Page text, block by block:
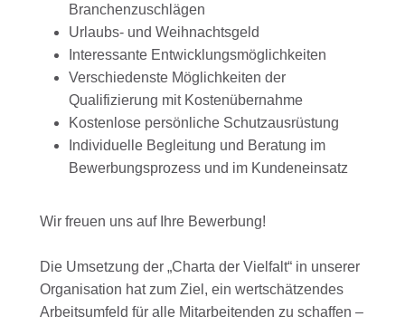
Branchenzuschlägen
Urlaubs- und Weihnachtsgeld
Interessante Entwicklungsmöglichkeiten
Verschiedenste Möglichkeiten der
Qualifizierung mit Kostenübernahme
Kostenlose persönliche Schutzausrüstung
Individuelle Begleitung und Beratung im
Bewerbungsprozess und im Kundeneinsatz
Wir freuen uns auf Ihre Bewerbung!
Die Umsetzung der „Charta der Vielfalt“ in unserer
Organisation hat zum Ziel, ein wertschätzendes
Arbeitsumfeld für alle Mitarbeitenden zu schaffen –